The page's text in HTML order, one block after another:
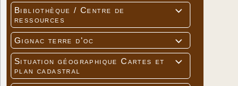

Bibliothèque / Centre de
ressources

Gignac terre d'oc

Situation géographique Cartes et
plan cadastral